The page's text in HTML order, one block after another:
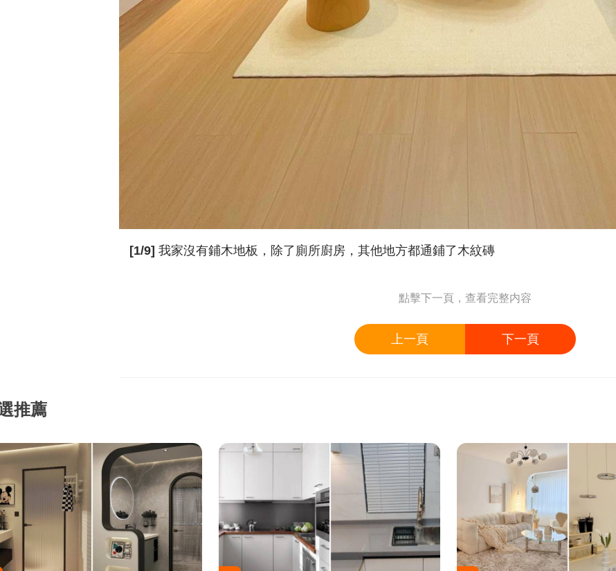
[1/9] 我家沒有鋪木地板，除了廁所廚房，其他地方都通鋪了木紋磚
點擊下一頁，查看完整内容
上一頁 下一頁
推薦